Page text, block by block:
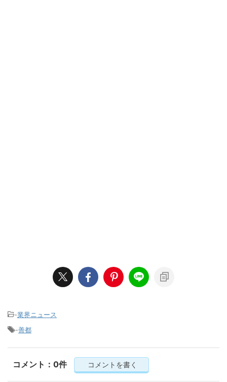
-業界ニュース
-善都
コメント：0件 コメントを書く